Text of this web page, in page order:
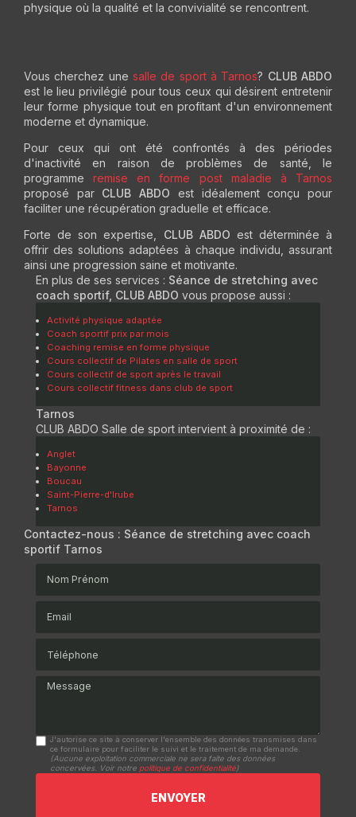
physique où la qualité et la convivialité se rencontrent.
Vous cherchez une salle de sport à Tarnos? CLUB ABDO
est le lieu privilégié pour tous ceux qui désirent entretenir
leur forme physique tout en profitant d'un environnement
moderne et dynamique.
Pour ceux qui ont été confrontés à des périodes
d'inactivité en raison de problèmes de santé, le
programmeremise en forme post maladie à Tarnos
proposé par CLUB ABDO est idéalement conçu pour
faciliter une récupération graduelle et efficace.
Forte de son expertise, CLUB ABDO est déterminée à
offrir des solutions adaptées à chaque individu, assurant
ainsi une progression saine et motivante.
En plus de ses services : Séance de stretching avec
coach sportif, CLUB ABDO vous propose aussi :
Activité physique adaptée
Coach sportif prix par mois
Coaching remise en forme physique
Cours collectif de Pilates en salle de sport
Cours collectif de sport après le travail
Cours collectif fitness dans club de sport
Tarnos
CLUB ABDO Salle de sport intervient à proximité de :
Anglet
Bayonne
Boucau
Saint-Pierre-d'Irube
Tarnos
Contactez-nous : Séance de stretching avec coach
sportif Tarnos
Message
J'autorise ce site à conserver l'ensemble des données transmises dans
ce formulaire pour faciliter le suivi et le traitement de ma demande.
(Aucune exploitation commerciale ne sera faite des données
concervées. Voir notre politique de confidentialité)